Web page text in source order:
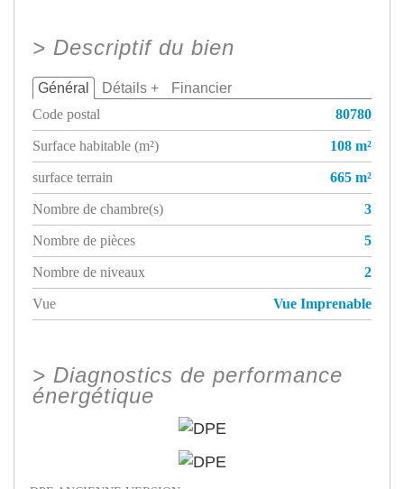
> Descriptif du bien
Général Détails + Financier
Code postal
80780
Surface habitable (m²)
108 m²
surface terrain
665 m²
Nombre de chambre(s)
3
Nombre de pièces
5
Nombre de niveaux
2
Vue
Vue Imprenable
> Diagnostics de performance
énergétique